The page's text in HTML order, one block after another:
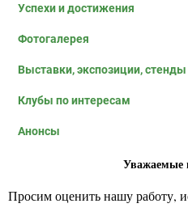
Успехи и достижения
Фотогалерея
Выставки, экспозиции, стенды
Клубы по интересам
Анонсы
Уважаемые
Просим оценить нашу работу,